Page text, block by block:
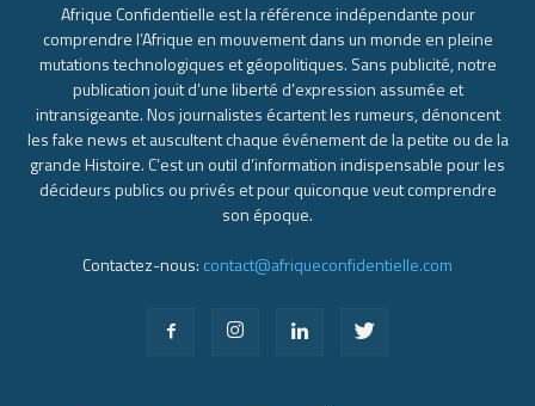
Afrique Confidentielle est la référence indépendante pour
comprendre l’Afrique en mouvement dans un monde en pleine
mutations technologiques et géopolitiques. Sans publicité, notre
publication jouit d’une liberté d’expression assumée et
intransigeante. Nos journalistes écartent les rumeurs, dénoncent
les fake news et auscultent chaque événement de la petite ou de la
grande Histoire. C’est un outil d’information indispensable pour les
décideurs publics ou privés et pour quiconque veut comprendre
son époque.
Contactez-nous: contact@afriqueconfidentielle.com